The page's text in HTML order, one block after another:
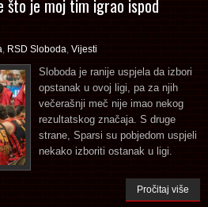
što je moj tim igrao ispod
RSD Sloboda Vijesti
Sloboda je ranije uspjela da izbori
opstanak u ovoj ligi, pa za njih
večerašnji meč nije imao nekog
rezultatskog značaja. S druge
strane, Sparsi su pobjedom uspjeli
nekako izboriti ostanak u ligi.
Pročitaj više